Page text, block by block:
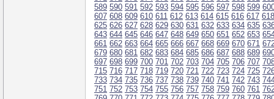
589 590 591 592 593 594 595 596 597 598 599
607 608 609 610 611 612 613 614 615 616 617 618
625 626 627 628 629 630 631 632 633 634 635
643 644 645 646 647 648 649 650 651 652 653
661 662 663 664 665 666 667 668 669 670 671
679 680 681 682 683 684 685 686 687 688 689
697 698 699 700 701 702 703 704 705 706 707
715 716 717 718 719 720 721 722 723 724 725
733 734 735 736 737 738 739 740 741 742 743
751 752 753 754 755 756 757 758 759 760 761